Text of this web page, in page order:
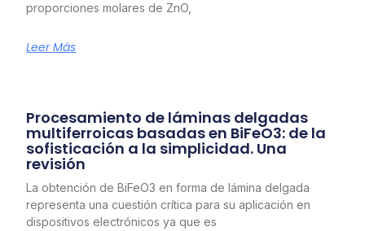
proporciones molares de ZnO,
Leer Más
Procesamiento de láminas delgadas
multiferroicas basadas en BiFeO3: de la
sofisticación a la simplicidad. Una
revisión
La obtención de BiFeO3 en forma de lámina delgada
representa una cuestión crítica para su aplicación en
dispositivos electrónicos ya que es